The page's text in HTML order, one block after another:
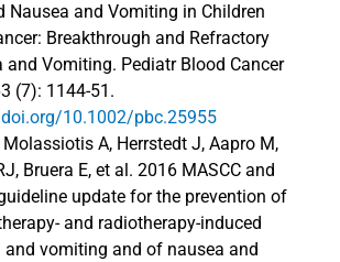
Nausea and Vomiting in Children
Breakthrough and Refractory
and Vomiting. Pediatr Blood Cancer
(7): 1144-51.
10.1002/pbc.25955
Molassiotis A, Herrstedt J, Aapro M,
Bruera E, et al. 2016 MASCC and
update for the prevention of
and radiotherapy-induced
and vomiting and of nausea and